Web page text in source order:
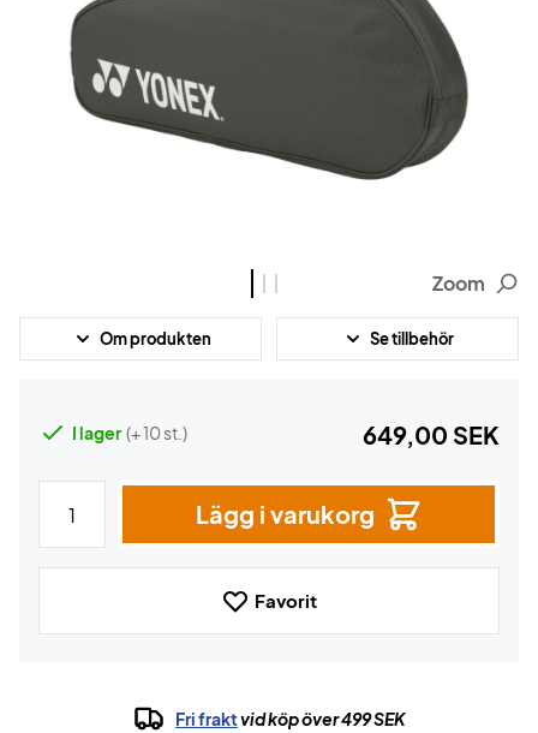
Zoom
Om produkten Se tillbehör
I lager (+ 10 st.) 649,00 SEK
Lägg i varukorg
Favorit
Fri fraktvid köp över 499 SEK